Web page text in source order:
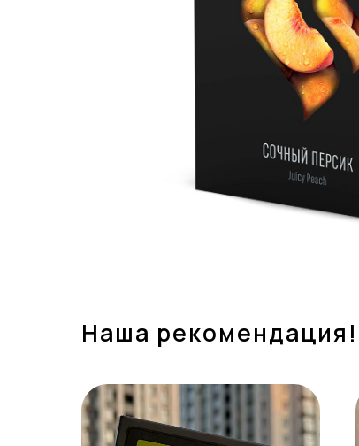
Наша рекомендация!